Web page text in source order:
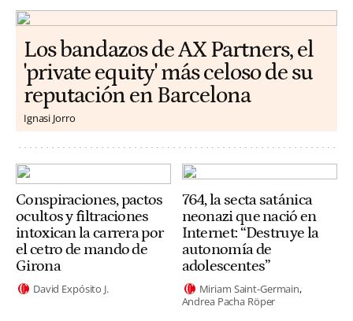
Los bandazos de AX Partners, el
'private equity' más celoso de su
reputación en Barcelona
Ignasi Jorro
Conspiraciones, pactos
ocultos y filtraciones
intoxican la carrera por
el cetro de mando de
Girona
David Expósito J.
764, la secta satánica
neonazi que nació en
Internet: “Destruye la
autonomía de
adolescentes”
Miriam Saint-Germain
Andrea Pacha Röper